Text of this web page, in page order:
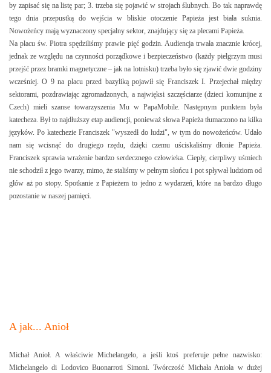
by zapisać się na listę par; 3. trzeba się pojawić w strojach ślubnych. Bo tak naprawdę
tego dnia przepustką do wejścia w bliskie otoczenie Papieża jest biała suknia.
Nowożeńcy mają wyznaczony specjalny sektor, znajdujący się za plecami Papieża.
Na placu św. Piotra spędziliśmy prawie pięć godzin. Audiencja trwała znacznie krócej,
jednak ze względu na czynności porządkowe i bezpieczeństwo (każdy pielgrzym musi
przejść przez bramki magnetyczne – jak na lotnisku) trzeba było się zjawić dwie godziny
wcześniej. O 9 na placu przed bazyliką pojawił się Franciszek I. Przejechał między
sektorami, pozdrawiając zgromadzonych, a najwięksi szczęściarze (dzieci komunijne z
Czech) mieli szanse towarzyszenia Mu w PapaMobile. Następnym punktem była
katecheza. Był to najdłuższy etap audiencji, ponieważ słowa Papieża tłumaczono na kilka
języków. Po katechezie Franciszek "wyszedł do ludzi", w tym do nowożeńców. Udało
nam się wcisnąć do drugiego rzędu, dzięki czemu uściskaliśmy dłonie Papieża.
Franciszek sprawia wrażenie bardzo serdecznego człowieka. Ciepły, cierpliwy uśmiech
nie schodził z jego twarzy, mimo, że staliśmy w pełnym słońcu i pot spływał ludziom od
głów aż po stopy. Spotkanie z Papieżem to jedno z wydarzeń, które na bardzo długo
pozostanie w naszej pamięci.
A jak... Anioł
Michał Anioł. A właściwie Michelangelo, a jeśli ktoś preferuje pełne nazwisko:
Michelangelo di Lodovico Buonarroti Simoni. Twórczość Michała Anioła w dużej